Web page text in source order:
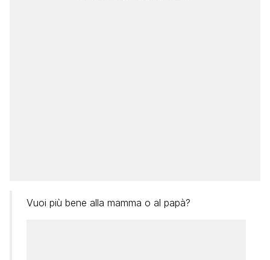
Vuoi più bene alla mamma o al papà?